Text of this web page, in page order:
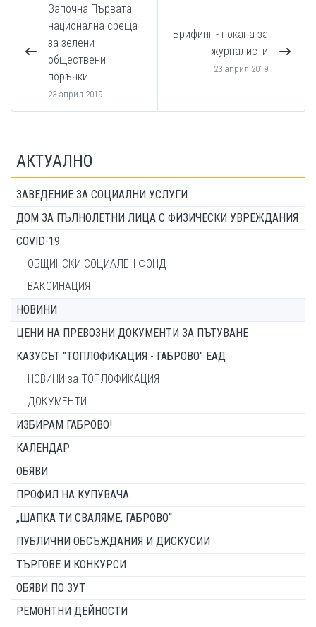
Започна Първата
национална среща
за зелени
обществени
поръчки
23 април 2019
Брифинг - покана за
журналисти
23 април 2019
АКТУАЛНО
ЗАВЕДЕНИЕ ЗА СОЦИАЛНИ УСЛУГИ
ДОМ ЗА ПЪЛНОЛЕТНИ ЛИЦА С ФИЗИЧЕСКИ УВРЕЖДАНИЯ
COVID-19
ОБЩИНСКИ СОЦИАЛЕН ФОНД
ВАКСИНАЦИЯ
НОВИНИ
ЦЕНИ НА ПРЕВОЗНИ ДОКУМЕНТИ ЗА ПЪТУВАНЕ
КАЗУСЪТ "ТОПЛОФИКАЦИЯ - ГАБРОВО" ЕАД
НОВИНИ за ТОПЛОФИКАЦИЯ
ДОКУМЕНТИ
ИЗБИРАМ ГАБРОВО!
КАЛЕНДАР
ОБЯВИ
ПРОФИЛ НА КУПУВАЧА
„ШАПКА ТИ СВАЛЯМЕ, ГАБРОВО“
ПУБЛИЧНИ ОБСЪЖДАНИЯ И ДИСКУСИИ
ТЪРГОВЕ И КОНКУРСИ
ОБЯВИ ПО ЗУТ
РЕМОНТНИ ДЕЙНОСТИ